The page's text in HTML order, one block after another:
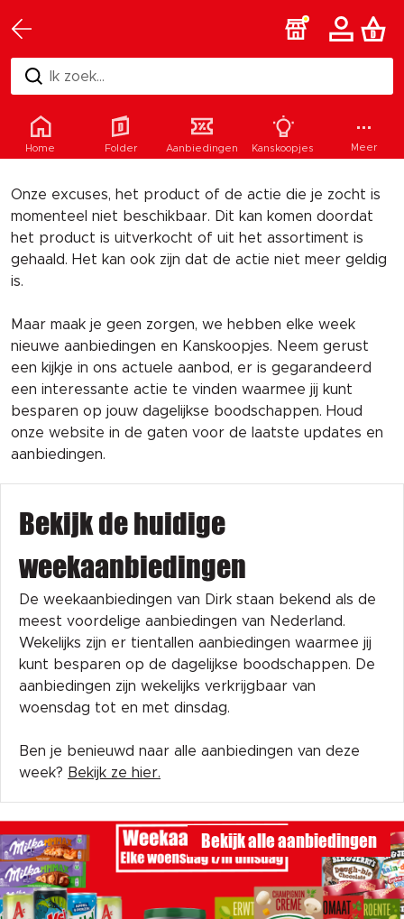
Ik zoek...
Helaas
Onze excuses, het product of de actie die je zocht is
momenteel niet beschikbaar. Dit kan komen doordat
het product is uitverkocht of uit het assortiment is
gehaald. Het kan ook zijn dat de actie niet meer geldig
is.
Maar maak je geen zorgen, we hebben elke week
nieuwe aanbiedingen en Kanskoopjes. Neem gerust
een kijkje in ons actuele aanbod, er is gegarandeerd
een interessante actie te vinden waarmee jij kunt
besparen op jouw dagelijkse boodschappen. Houd
onze website in de gaten voor de laatste updates en
aanbiedingen.
Bekijk de huidige
weekaanbiedingen
De weekaanbiedingen van Dirk staan bekend als de
meest voordelige aanbiedingen van Nederland.
Wekelijks zijn er tientallen aanbiedingen waarmee jij
kunt besparen op de dagelijkse boodschappen. De
aanbiedingen zijn wekelijks verkrijgbaar van
woensdag tot en met dinsdag.
Ben je benieuwd naar alle aanbiedingen van deze
week? Bekijk ze hier.
Bekijk alle aanbiedingen
Home Folder Aanbiedingen Kanskoopjes Meer